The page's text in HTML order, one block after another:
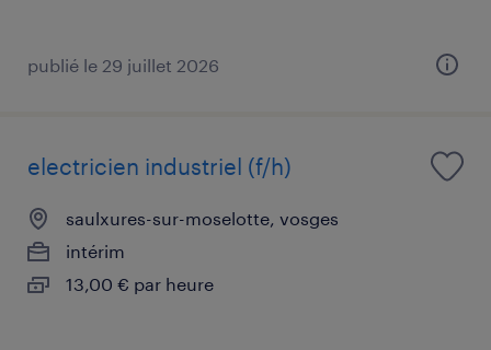
publié le 29 juillet 2026
electricien industriel (f/h)
saulxures-sur-moselotte, vosges
intérim
13,00 € par heure